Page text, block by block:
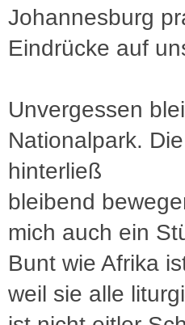
Johannesburg
Eindrücke auf
Unvergessen
Nationalpark.
hinterließ
bleibend
mich auch ein
Bunt wie Afrika
weil sie alle